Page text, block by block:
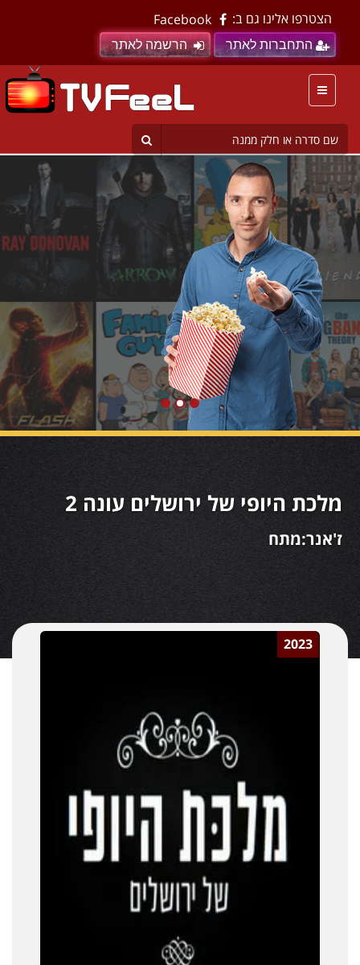
הצטרפו אלינו גם ב: Facebook
התחברות לאתר הרשמה לאתר
מלכת היופי של ירושלים עונה 2
ז'אנר:מתח
2023